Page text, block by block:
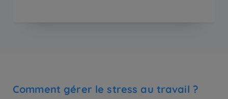
Comment gérer le stress au travail ?